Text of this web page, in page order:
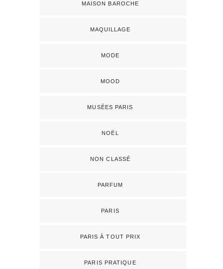
MAISON BAROCHE
MAQUILLAGE
MODE
MOOD
MUSÉES PARIS
NOËL
NON CLASSÉ
PARFUM
PARIS
PARIS À TOUT PRIX
PARIS PRATIQUE